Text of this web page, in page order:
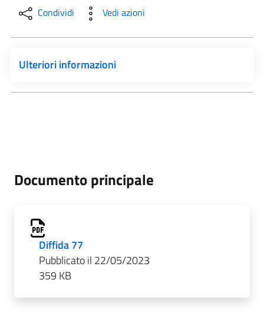
Condividi Vedi azioni
Ulteriori informazioni
Documento principale
Diffida 77
Pubblicato il 22/05/2023
359 KB